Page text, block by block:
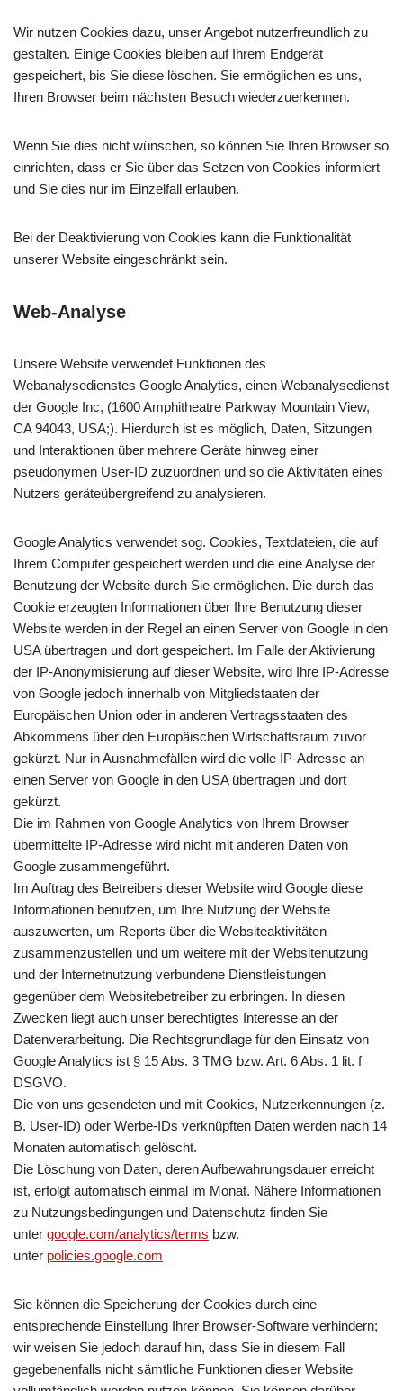
Wir nutzen Cookies dazu, unser Angebot nutzerfreundlich zu
gestalten. Einige Cookies bleiben auf Ihrem Endgerät
gespeichert, bis Sie diese löschen. Sie ermöglichen es uns,
Ihren Browser beim nächsten Besuch wiederzuerkennen.
Wenn Sie dies nicht wünschen, so können Sie Ihren Browser so
einrichten, dass er Sie über das Setzen von Cookies informiert
und Sie dies nur im Einzelfall erlauben.
Bei der Deaktivierung von Cookies kann die Funktionalität
unserer Website eingeschränkt sein.
Web-Analyse
Unsere Website verwendet Funktionen des
Webanalysedienstes Google Analytics, einen Webanalysedienst
der Google Inc, (1600 Amphitheatre Parkway Mountain View,
CA 94043, USA;). Hierdurch ist es möglich, Daten, Sitzungen
und Interaktionen über mehrere Geräte hinweg einer
pseudonymen User-ID zuzuordnen und so die Aktivitäten eines
Nutzers geräteübergreifend zu analysieren.
Google Analytics verwendet sog. Cookies, Textdateien, die auf
Ihrem Computer gespeichert werden und die eine Analyse der
Benutzung der Website durch Sie ermöglichen. Die durch das
Cookie erzeugten Informationen über Ihre Benutzung dieser
Website werden in der Regel an einen Server von Google in den
USA übertragen und dort gespeichert. Im Falle der Aktivierung
der IP-Anonymisierung auf dieser Website, wird Ihre IP-Adresse
von Google jedoch innerhalb von Mitgliedstaaten der
Europäischen Union oder in anderen Vertragsstaaten des
Abkommens über den Europäischen Wirtschaftsraum zuvor
gekürzt. Nur in Ausnahmefällen wird die volle IP-Adresse an
einen Server von Google in den USA übertragen und dort
gekürzt.
Die im Rahmen von Google Analytics von Ihrem Browser
übermittelte IP-Adresse wird nicht mit anderen Daten von
Google zusammengeführt.
Im Auftrag des Betreibers dieser Website wird Google diese
Informationen benutzen, um Ihre Nutzung der Website
auszuwerten, um Reports über die Websiteaktivitäten
zusammenzustellen und um weitere mit der Websitenutzung
und der Internetnutzung verbundene Dienstleistungen
gegenüber dem Websitebetreiber zu erbringen. In diesen
Zwecken liegt auch unser berechtigtes Interesse an der
Datenverarbeitung. Die Rechtsgrundlage für den Einsatz von
Google Analytics ist § 15 Abs. 3 TMG bzw. Art. 6 Abs. 1 lit. f
DSGVO.
Die von uns gesendeten und mit Cookies, Nutzerkennungen (z.
B. User-ID) oder Werbe-IDs verknüpften Daten werden nach 14
Monaten automatisch gelöscht.
Die Löschung von Daten, deren Aufbewahrungsdauer erreicht
ist, erfolgt automatisch einmal im Monat. Nähere Informationen
zu Nutzungsbedingungen und Datenschutz finden Sie
unter google.com/analytics/terms bzw.
unter policies.google.com
Sie können die Speicherung der Cookies durch eine
entsprechende Einstellung Ihrer Browser-Software verhindern;
wir weisen Sie jedoch darauf hin, dass Sie in diesem Fall
gegebenenfalls nicht sämtliche Funktionen dieser Website